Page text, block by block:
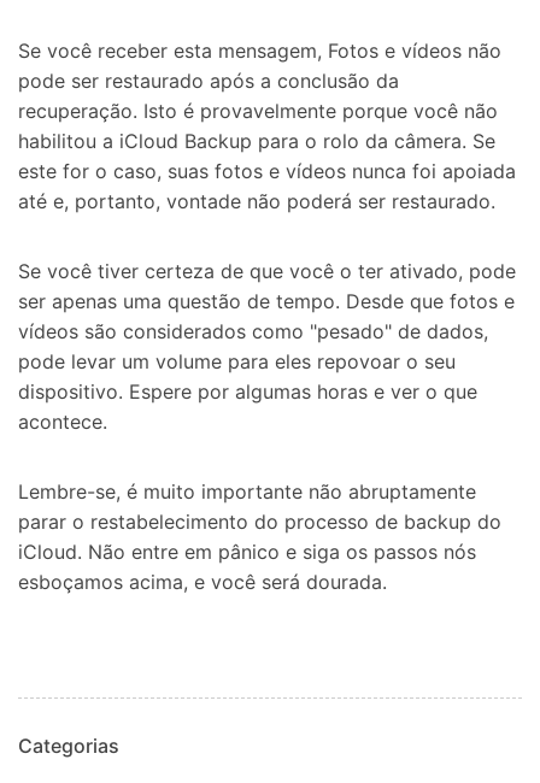
Se você receber esta mensagem, Fotos e vídeos não
pode ser restaurado após a conclusão da
recuperação. Isto é provavelmente porque você não
habilitou a iCloud Backup para o rolo da câmera. Se
este for o caso, suas fotos e vídeos nunca foi apoiada
até e, portanto, vontade não poderá ser restaurado.
Se você tiver certeza de que você o ter ativado, pode
ser apenas uma questão de tempo. Desde que fotos e
vídeos são considerados como "pesado" de dados,
pode levar um volume para eles repovoar o seu
dispositivo. Espere por algumas horas e ver o que
acontece.
Lembre-se, é muito importante não abruptamente
parar o restabelecimento do processo de backup do
iCloud. Não entre em pânico e siga os passos nós
esboçamos acima, e você será dourada.
Categorias